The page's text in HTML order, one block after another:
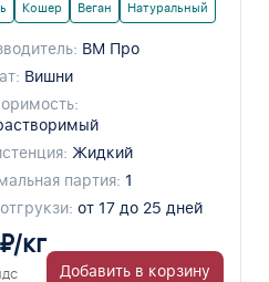
Кошер Веган Натуральный
ВМ Про
Вишни
Жидкий
партия: 1
от 17 до 25 дней
кг
Добавить в корзину